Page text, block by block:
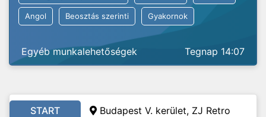
Angol Beosztás szerinti Gyakornok
Egyéb munkalehetőségek Tegnap 14:07
START Budapest V. kerület, ZJ Retro